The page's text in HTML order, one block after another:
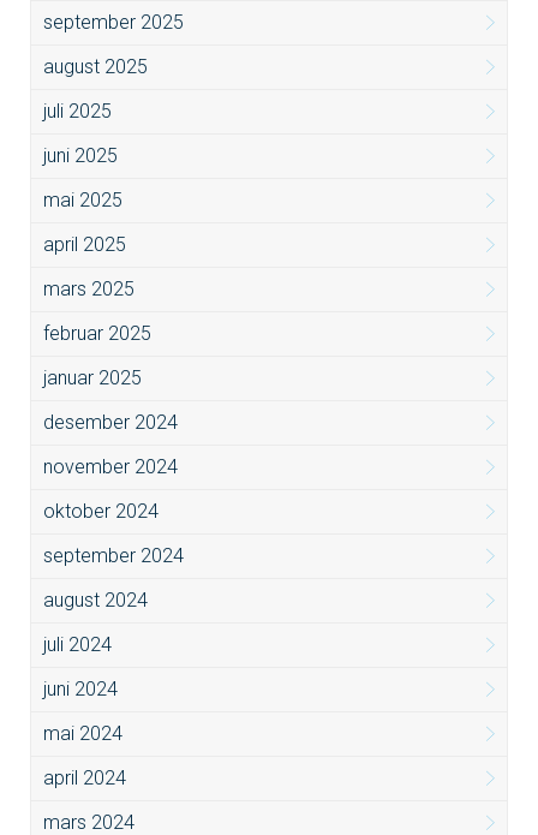
september 2025
august 2025
juli 2025
juni 2025
mai 2025
april 2025
mars 2025
februar 2025
januar 2025
desember 2024
november 2024
oktober 2024
september 2024
august 2024
juli 2024
juni 2024
mai 2024
april 2024
mars 2024